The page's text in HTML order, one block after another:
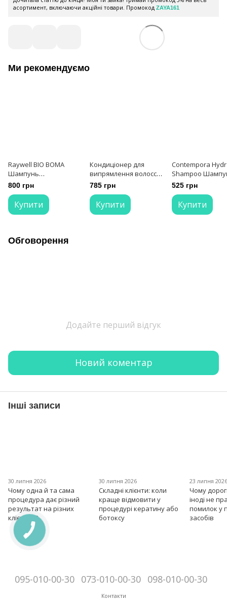
асортимент, включаючи акційні товари. Промокод ZAYA161
Ми рекомендуємо
Raywell BIO BOMA
Шампунь
розгладжуючий 250 мл
800 грн
Купити
Кондиціонер для
випрямлення волосся
Erayba BS16 Bio
Smooth Treatment
Conditioner 250 мл
785 грн
Купити
Contempora
Shampoo
зволожуючий з
маслом обліпихи
олією манго 500
525 грн
Купити
Обговорення
Додайте перший відгук
Новий коментар
Інші записи
30 липня 2026
Чому одна й та сама
процедура дає різний
результат на різних
клієнтах?
30 липня 2026
Складні клієнти: коли
краще відмовити у
процедурі кератину або
ботоксу
23 липня
Чому
іноді не
помилок у
засобів
095-010-00-30 073-010-00-30 098-010-00-30
Контакти